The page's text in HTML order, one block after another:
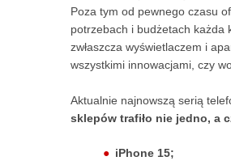
Poza tym od pewnego czasu
potrzebach i budżetach każda
zwłaszcza wyświetlaczem i
wszystkimi innowacjami, czy
Aktualnie najnowszą serią
sklepów trafiło nie jedno, a
iPhone 15;